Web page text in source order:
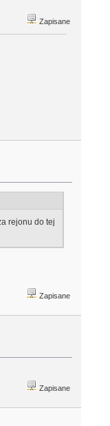
Zapisane
rejonu do tej
Zapisane
Zapisane